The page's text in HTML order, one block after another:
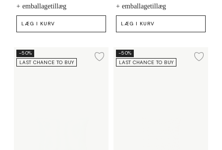
+ emballagetillæg
LÆG I KURV
+ emballagetillæg
LÆG I KURV
Pudebetræk 70x50 cm
-50%
LAST CHANCE TO BUY
Tilføj til ønskeliste
Pudebetræk 63x60 cm
-50%
LAST CHANCE TO BUY